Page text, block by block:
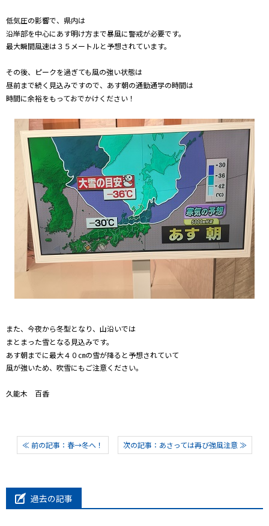
ショッピング
会社概要・ビジョン
低気圧の影響で、県内は
沿岸部を中心にあす明け方まで暴風に警戒が必要です。
最大瞬間風速は３５メートルと予想されています。
その後、ピークを過ぎても風の強い状態は
昼前まで続く見込みですので、あす朝の通勤通学の時間は
時間に余裕をもっておでかけください！
また、今夜から冬型となり、山沿いでは
まとまった雪となる見込みです。
あす朝までに最大４０㎝の雪が降ると予想されていて
風が強いため、吹雪にもご注意ください。
久能木 百香
≪ 前の記事：春→冬へ！ 次の記事：あさっては再び強風注意 ≫
過去の記事